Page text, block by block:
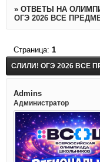
» ОТВЕТЫ НА
ОГЭ 2026 ВСЕ
СЛИЛИ! ОГЭ 2026 ВСЕ
Страница: 1
Admins
Администратор